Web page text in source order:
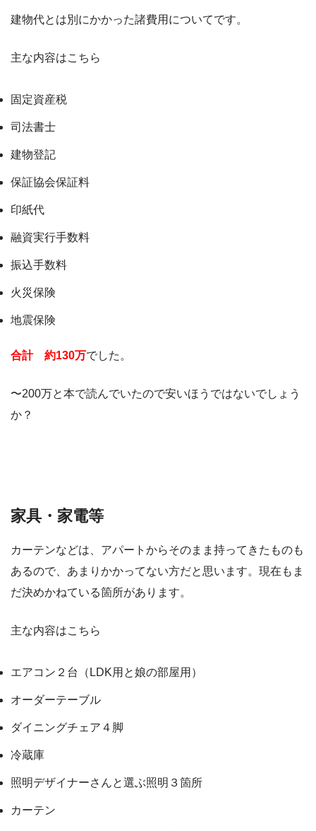
建物代とは別にかかった諸費用についてです。
主な内容はこちら
固定資産税
司法書士
建物登記
保証協会保証料
印紙代
融資実行手数料
振込手数料
火災保険
地震保険
合計 約130万でした。
〜200万と本で読んでいたので安いほうではないでしょう
か？
家具・家電等
カーテンなどは、アパートからそのまま持ってきたものも
あるので、あまりかかってない方だと思います。現在もま
だ決めかねている箇所があります。
主な内容はこちら
エアコン２台（LDK用と娘の部屋用）
オーダーテーブル
ダイニングチェア４脚
冷蔵庫
照明デザイナーさんと選ぶ照明３箇所
カーテン